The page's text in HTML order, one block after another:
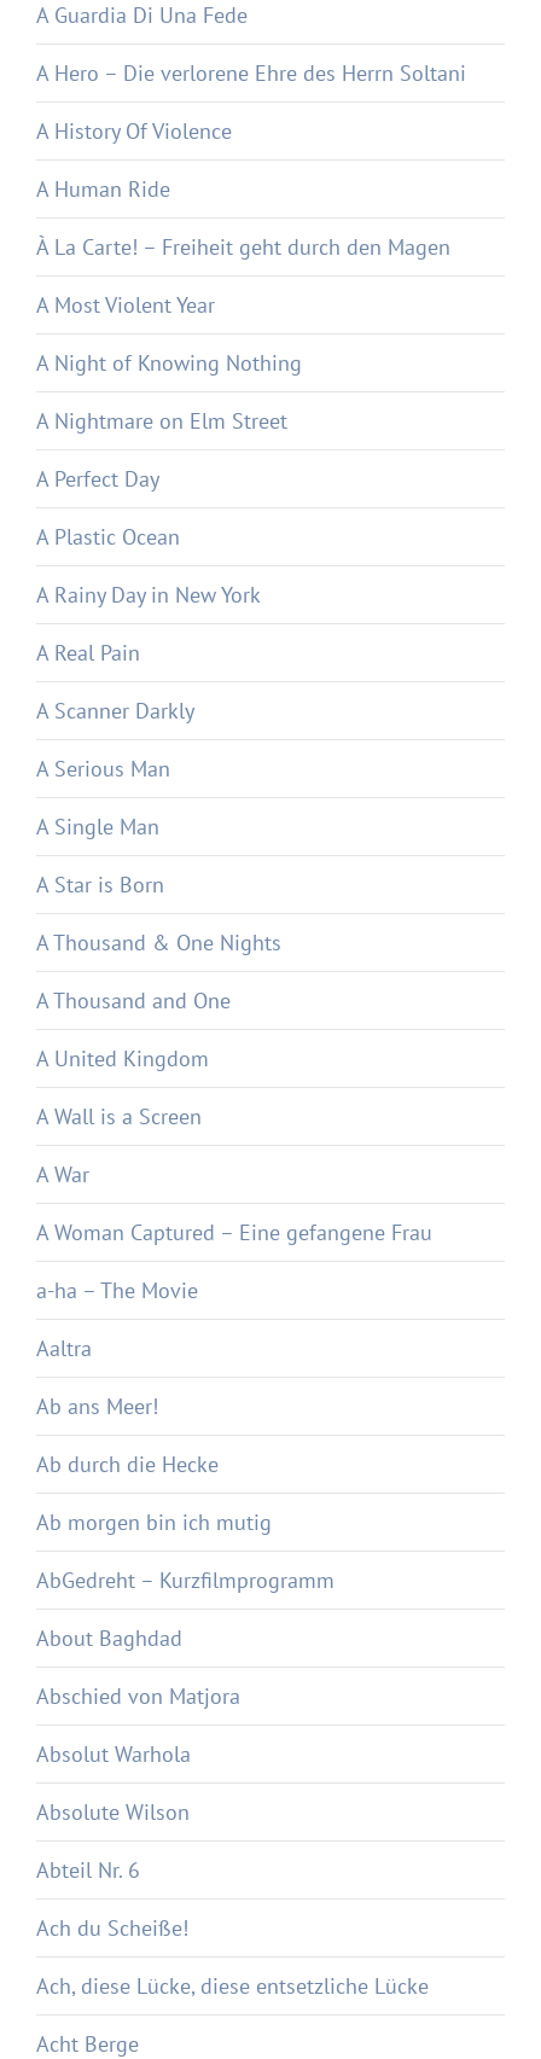
A Guardia Di Una Fede
A Hero – Die verlorene Ehre des Herrn Soltani
A History Of Violence
A Human Ride
À La Carte! – Freiheit geht durch den Magen
A Most Violent Year
A Night of Knowing Nothing
A Nightmare on Elm Street
A Perfect Day
A Plastic Ocean
A Rainy Day in New York
A Real Pain
A Scanner Darkly
A Serious Man
A Single Man
A Star is Born
A Thousand & One Nights
A Thousand and One
A United Kingdom
A Wall is a Screen
A War
A Woman Captured – Eine gefangene Frau
a-ha – The Movie
Aaltra
Ab ans Meer!
Ab durch die Hecke
Ab morgen bin ich mutig
AbGedreht – Kurzfilmprogramm
About Baghdad
Abschied von Matjora
Absolut Warhola
Absolute Wilson
Abteil Nr. 6
Ach du Scheiße!
Ach, diese Lücke, diese entsetzliche Lücke
Acht Berge